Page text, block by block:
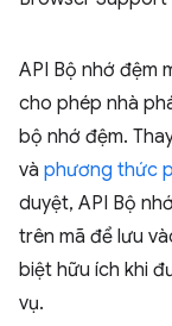
API Bộ nhớ đệm
cho phép nhà
bộ nhớ đệm.
và phương thức
duyệt, API Bộ
trên mã để lưu
biệt hữu ích khi
vụ.